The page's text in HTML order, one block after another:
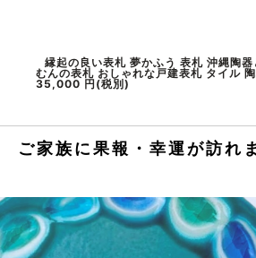
縁起の良い表札 夢かふう 表札 沖縄陶
むんの表札 おしゃれな戸建表札 タイル
35,000 円(税別)
ご家族に果報・幸運が訪れ